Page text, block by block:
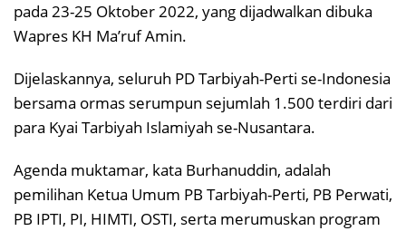
pada 23-25 Oktober 2022, yang dijadwalkan dibuka
Wapres KH Ma’ruf Amin.
Dijelaskannya, seluruh PD Tarbiyah-Perti se-Indonesia
bersama ormas serumpun sejumlah 1.500 terdiri dari
para Kyai Tarbiyah Islamiyah se-Nusantara.
Agenda muktamar, kata Burhanuddin, adalah
pemilihan Ketua Umum PB Tarbiyah-Perti, PB Perwati,
PB IPTI, PI, HIMTI, OSTI, serta merumuskan program